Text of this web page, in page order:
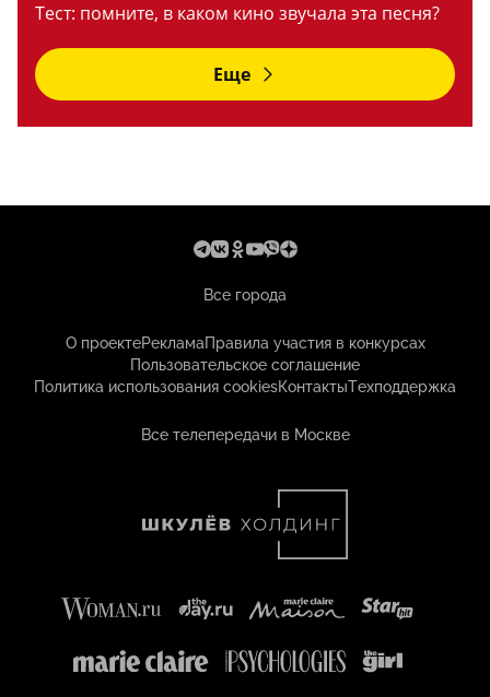
Тест: помните, в каком кино звучала эта песня?
Еще
Все города
О проектеРекламаПравила участия в конкурсах
Пользовательское соглашение
Политика использования cookiesКонтактыТехподдержка
Все телепередачи в Москве